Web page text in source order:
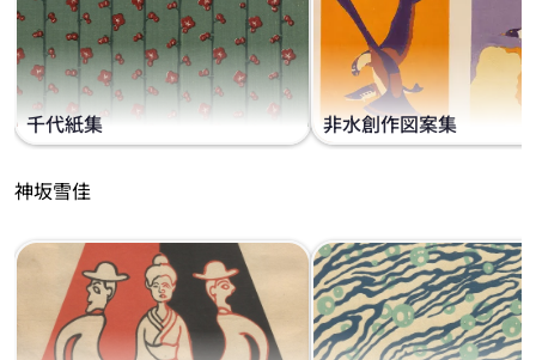
千代紙集 非水創作図案集
神坂雪佳